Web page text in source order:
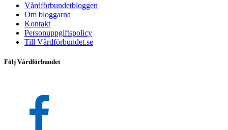
Vårdförbundetbloggen
Om bloggarna
Kontakt
Personuppgiftspolicy
Till Vårdförbundet.se
Följ Vårdförbundet